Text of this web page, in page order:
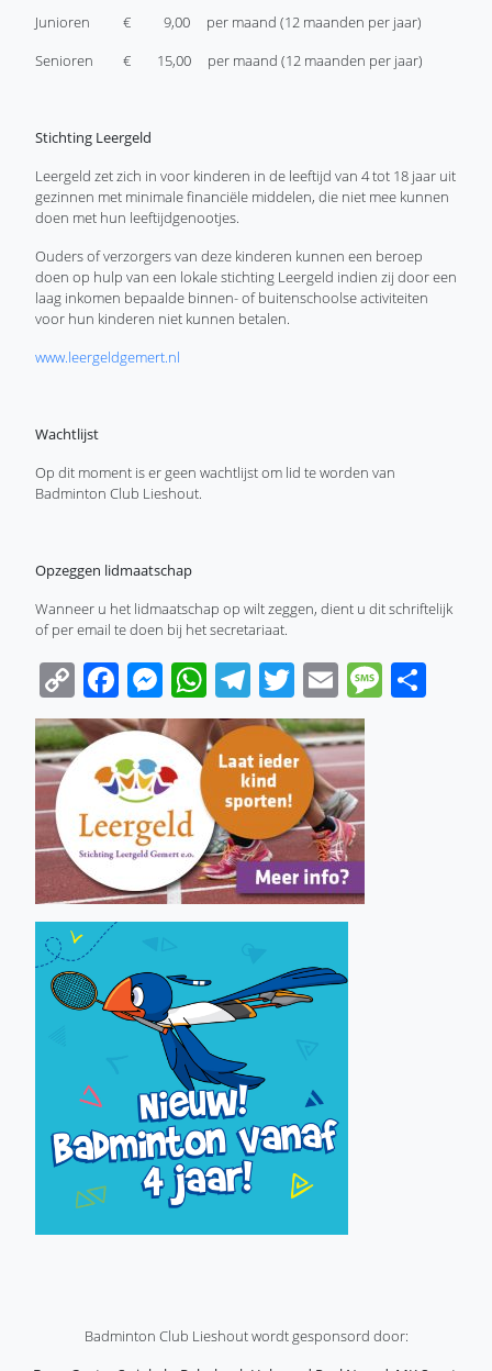
Junioren € 9,00 per maand (12 maanden per jaar)
Senioren € 15,00 per maand (12 maanden per jaar)
Stichting Leergeld
Leergeld zet zich in voor kinderen in de leeftijd van 4 tot 18 jaar uit
gezinnen met minimale financiële middelen, die niet mee kunnen
doen met hun leeftijdgenootjes.
Ouders of verzorgers van deze kinderen kunnen een beroep
doen op hulp van een lokale stichting Leergeld indien zij door een
laag inkomen bepaalde binnen- of buitenschoolse activiteiten
voor hun kinderen niet kunnen betalen.
www.leergeldgemert.nl
Wachtlijst
Op dit moment is er geen wachtlijst om lid te worden van
Badminton Club Lieshout.
Opzeggen lidmaatschap
Wanneer u het lidmaatschap op wilt zeggen, dient u dit schriftelijk
of per email te doen bij het secretariaat.
Copy
Link
Facebook
Messenger
WhatsApp
Telegram
Twitter
Email
Badminton Club Lieshout wordt gesponsord door: